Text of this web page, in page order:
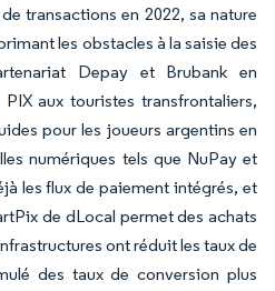
transactions en 2022, sa nature
les obstacles à la saisie des
Depay et Brubank en
aux touristes transfrontaliers,
pour les joueurs argentins en
numériques tels que NuPay et
les flux de paiement intégrés, et
de dLocal permet des achats
ont réduit les taux de
des taux de conversion plus